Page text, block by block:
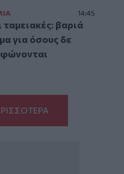
14:45
ταμειακές: βαριά
για όσους δε